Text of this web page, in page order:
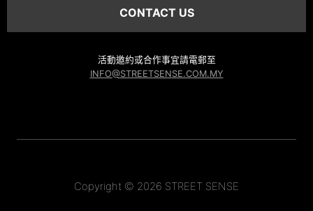
CONTACT US
活動邀約或合作事宜請電郵至
INFO@STREETSENSE.COM.MY
Copyright © 2026 STREET SENSE